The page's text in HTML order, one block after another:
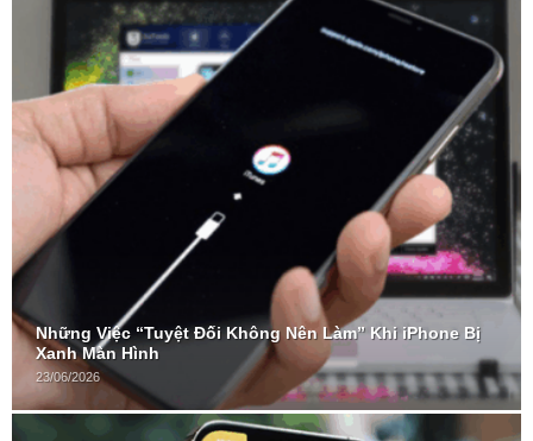
Những Việc “Tuyệt Đối Không Nên Làm” Khi iPhone Bị
Xanh Màn Hình
23/06/2026